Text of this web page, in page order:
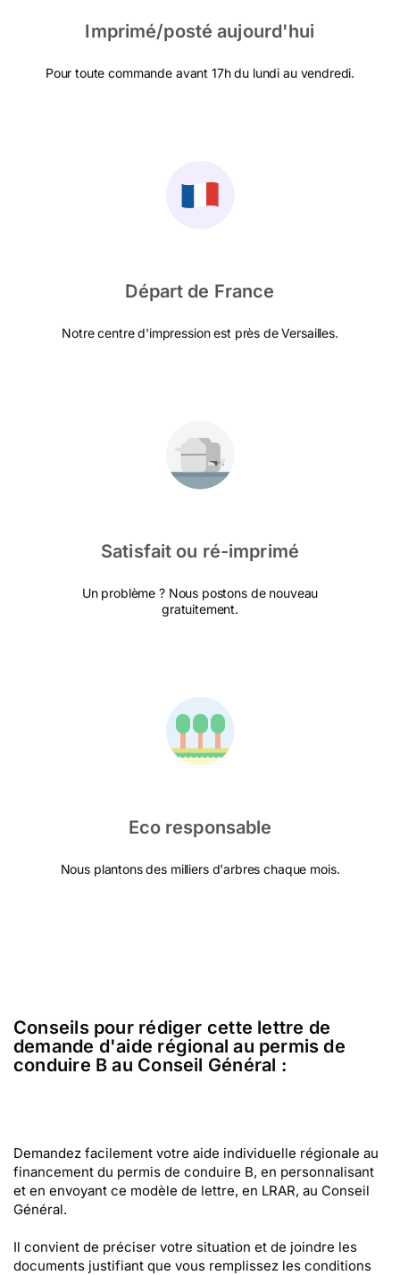
Imprimé/posté aujourd'hui
Pour toute commande avant 17h du lundi au vendredi.
Départ de France
Notre centre d'impression est près de Versailles.
Satisfait ou ré-imprimé
Un problème ? Nous postons de nouveau
gratuitement.
Eco responsable
Nous plantons des milliers d'arbres chaque mois.
Conseils pour rédiger cette lettre de
demande d'aide régional au permis de
conduire B au Conseil Général :
Demandez facilement votre aide individuelle régionale au
financement du permis de conduire B, en personnalisant
et en envoyant ce modèle de lettre, en LRAR, au Conseil
Général.
Il convient de préciser votre situation et de joindre les
documents justifiant que vous remplissez les conditions